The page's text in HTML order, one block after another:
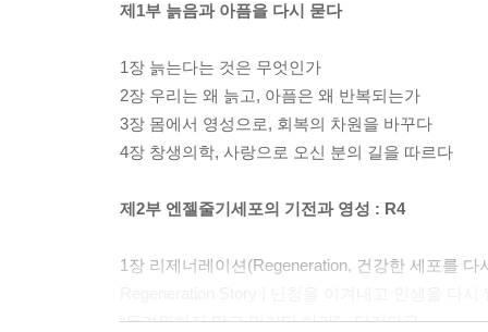
제1부 늙음과 아픔을 다시 묻다
1장 늙는다는 것은 무엇인가
2장 우리는 왜 늙고, 아픔은 왜 반복되는가
3장 몸에서 영성으로, 회복의 차원을 바꾸다
4장 창생의학, 사랑으로 오신 분의 길을 따르다
제2부 엔젤줄기세포의 기전과 영성 : R4
1장 리제너레이션(Regeneration, 건강한 세포를 다
“두려워하지 말고 믿기만 하라” - 달리다굼